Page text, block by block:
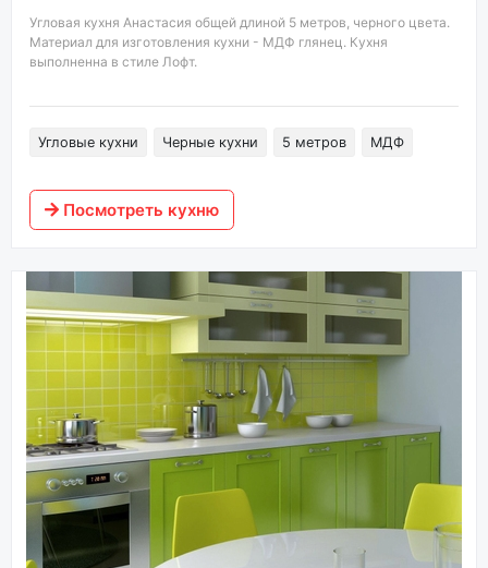
Угловая кухня Анастасия общей длиной 5 метров, черного цвета.
Материал для изготовления кухни - МДФ глянец. Кухня
выполненна в стиле Лофт.
Угловые кухни Черные кухни 5 метров МДФ
Посмотреть кухню